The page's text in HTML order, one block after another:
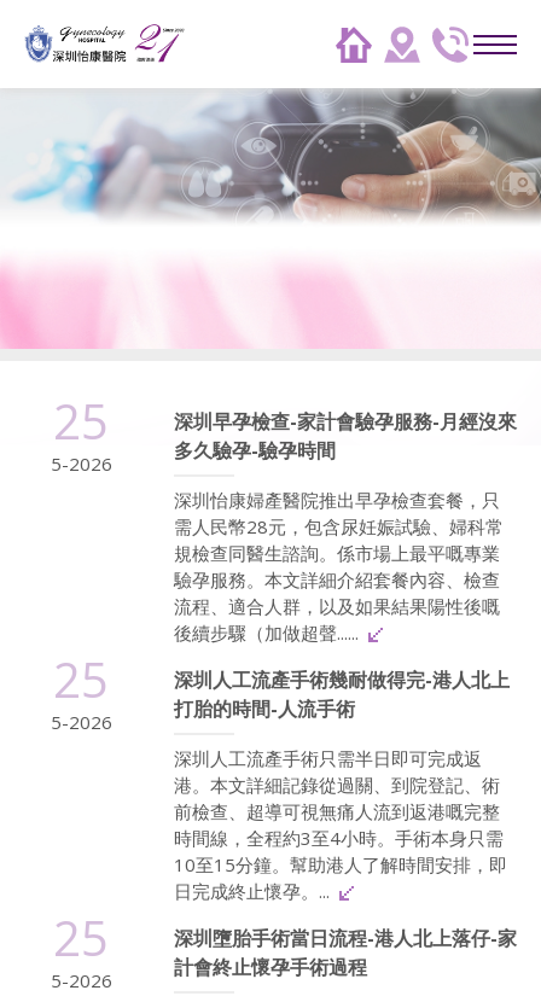
25
5-2026
深圳早孕檢查-家計會驗孕服務-月經沒來
多久驗孕-驗孕時間
深圳怡康婦產醫院推出早孕檢查套餐，只
需人民幣28元，包含尿妊娠試驗、婦科常
規檢查同醫生諮詢。係市場上最平嘅專業
驗孕服務。本文詳細介紹套餐內容、檢查
流程、適合人群，以及如果結果陽性後嘅
後續步驟（加做超聲......
25
5-2026
深圳人工流產手術幾耐做得完-港人北上
打胎的時間-人流手術
深圳人工流產手術只需半日即可完成返
港。本文詳細記錄從過關、到院登記、術
前檢查、超導可視無痛人流到返港嘅完整
時間線，全程約3至4小時。手術本身只需
10至15分鐘。幫助港人了解時間安排，即
日完成終止懷孕。...
25
5-2026
深圳墮胎手術當日流程-港人北上落仔-家
計會終止懷孕手術過程